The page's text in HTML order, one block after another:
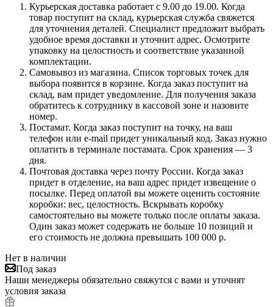
Курьерская доставка работает с 9.00 до 19.00. Когда
товар поступит на склад, курьерская служба свяжется
для уточнения деталей. Специалист предложит выбрать
удобное время доставки и уточнит адрес. Осмотрите
упаковку на целостность и соответствие указанной
комплектации.
Самовывоз из магазина. Список торговых точек для
выбора появится в корзине. Когда заказ поступит на
склад, вам придет уведомление. Для получения заказа
обратитесь к сотруднику в кассовой зоне и назовите
номер.
Постамат. Когда заказ поступит на точку, на ваш
телефон или e-mail придет уникальный код. Заказ нужно
оплатить в терминале постамата. Срок хранения — 3
дня.
Почтовая доставка через почту России. Когда заказ
придет в отделение, на ваш адрес придет извещение о
посылке. Перед оплатой вы можете оценить состояние
коробки: вес, целостность. Вскрывать коробку
самостоятельно вы можете только после оплаты заказа.
Один заказ может содержать не больше 10 позиций и
его стоимость не должна превышать 100 000 р.
Нет в наличии
Под заказ
Наши менеджеры обязательно свяжутся с вами и уточнят
условия заказа